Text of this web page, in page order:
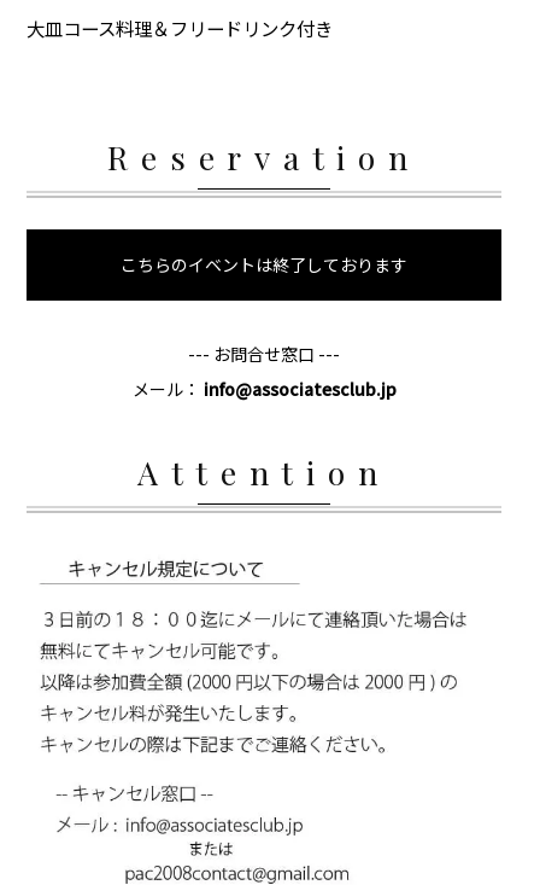
大皿コース料理＆フリードリンク付き
Reservation
こちらのイベントは終了しております
--- お問合せ窓口 ---
メール： info@associatesclub.jp
Attention